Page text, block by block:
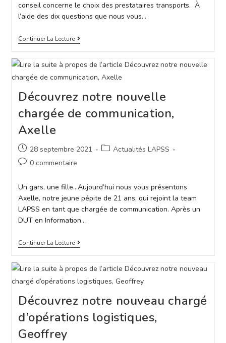
conseil concerne le choix des prestataires transports. À
l’aide des dix questions que nous vous…
Continuer La Lecture
Découvrez notre nouvelle
chargée de communication,
Axelle
28 septembre 2021
Actualités LAPSS
0 commentaire
Un gars, une fille…Aujourd’hui nous vous présentons
Axelle, notre jeune pépite de 21 ans, qui rejoint la team
LAPSS en tant que chargée de communication. Après un
DUT en Information…
Continuer La Lecture
Découvrez notre nouveau chargé
d’opérations logistiques,
Geoffrey